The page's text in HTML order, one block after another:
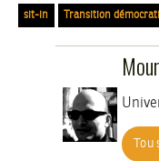
sit-in Transition